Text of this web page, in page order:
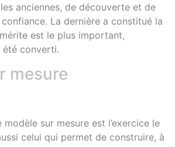
anciennes, de découverte et de
La dernière a constitué la
est le plus important,
été converti.
mesure
sur mesure est l’exercice le
celui qui permet de construire, à